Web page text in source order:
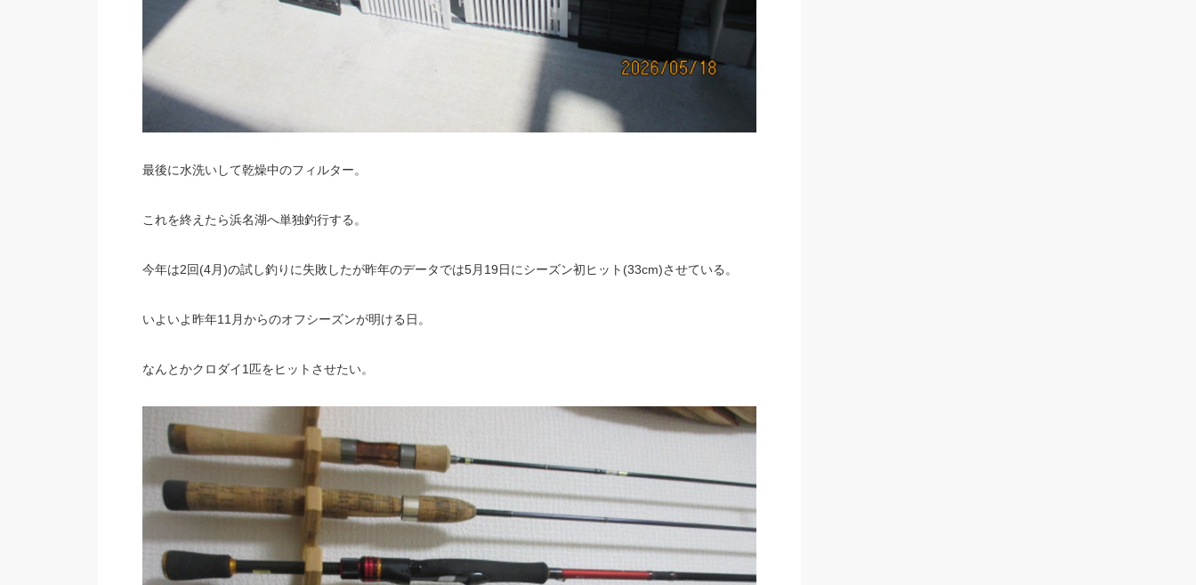
最後に水洗いして乾燥中のフィルター。
これを終えたら浜名湖へ単独釣行する。
今年は2回(4月)の試し釣りに失敗したが昨年のデータでは5月19日にシーズン初ヒット(33cm)させている。
いよいよ昨年11月からのオフシーズンが明ける日。
なんとかクロダイ1匹をヒットさせたい。